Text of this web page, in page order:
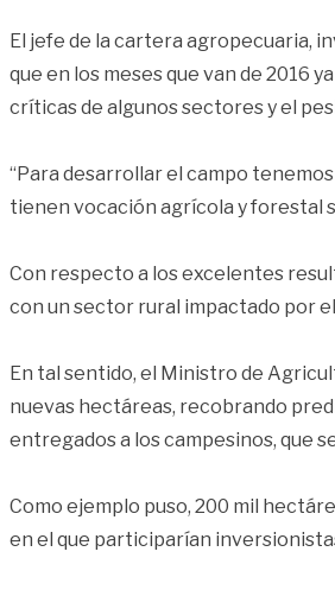
El jefe de la cartera agropecuaria,
que en los meses que van de 2016
críticas de algunos sectores y el
“Para desarrollar el campo
tienen vocación agrícola y forestal
Con respecto a los excelentes
con un sector rural impactado por
En tal sentido, el Ministro de
nuevas hectáreas, recobrando
entregados a los campesinos, que
Como ejemplo puso, 200 mil
en el que participarían